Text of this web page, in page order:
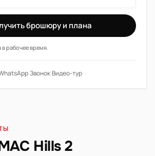
брошюру и плана
в рабочее время.
·Звонок·Видео-тур
Hills 2